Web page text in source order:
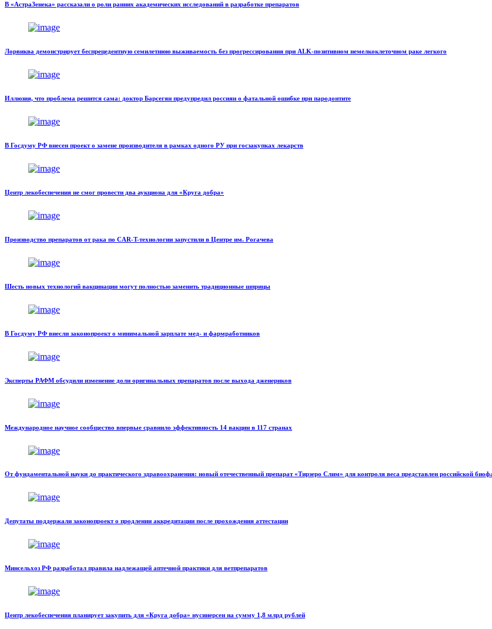
В «АстраЗенека» рассказали о роли ранних академических исследований в разработке препаратов
Лорвиква демонстрирует беспрецедентную семилетнюю выживаемость без прогрессирования при ALK-позитивном немелкоклеточном раке легкого
Иллюзия, что проблема решится сама: доктор Барсегян предупредил россиян о фатальной ошибке при пародонтите
В Госдуму РФ внесен проект о замене производителя в рамках одного РУ при госзакупках лекарств
Центр лекобеспечения не смог провести два аукциона для «Круга добра»
Производство препаратов от рака по CAR-T-технологии запустили в Центре им. Рогачева
Шесть новых технологий вакцинации могут полностью заменить традиционные шприцы
В Госдуму РФ внесли законопроект о минимальной зарплате мед- и фармработников
Эксперты РАФМ обсудили изменение доли оригинальных препаратов после выхода дженериков
Международное научное сообщество впервые сравнило эффективность 14 вакцин в 117 странах
От фундаментальной науки до практического здравоохранения: новый отечественный препарат «Тирзеро Слим» для контроля веса представлен российской
Депутаты поддержали законопроект о продлении аккредитации после прохождения аттестации
Минсельхоз РФ разработал правила надлежащей аптечной практики для ветпрепаратов
Центр лекобеспечения планирует закупить для «Круга добра» нусинерсен на сумму 1,8 млрд рублей